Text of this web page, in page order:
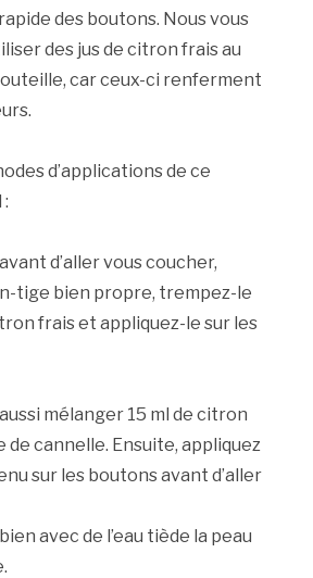
des boutons. Nous vous
des jus de citron frais au
car ceux-ci renferment
d’applications de ce
d’aller vous coucher,
tige bien propre, trempez-le
frais et appliquez-le sur les
mélanger 15 ml de citron
de cannelle. Ensuite, appliquez
sur les boutons avant d’aller
avec de l’eau tiède la peau